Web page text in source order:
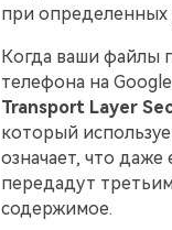
при определенных
Когда ваши файлы
телефона на
Transport Layer
который
означает, что
передадут
содержимое.